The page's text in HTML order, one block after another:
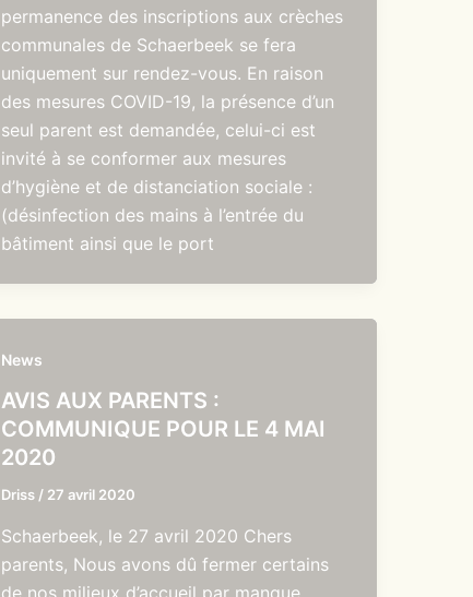
permanence des inscriptions aux crèches
communales de Schaerbeek se fera
uniquement sur rendez-vous. En raison
des mesures COVID-19, la présence d’un
seul parent est demandée, celui-ci est
invité à se conformer aux mesures
d’hygiène et de distanciation sociale :
(désinfection des mains à l’entrée du
bâtiment ainsi que le port
News
AVIS AUX PARENTS :
COMMUNIQUE POUR LE 4 MAI
2020
Driss / 27 avril 2020
Schaerbeek, le 27 avril 2020 Chers
parents, Nous avons dû fermer certains
de nos milieux d’accueil par manque